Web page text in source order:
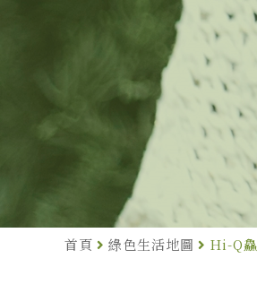
首頁 綠色生活地圖 Hi-Q